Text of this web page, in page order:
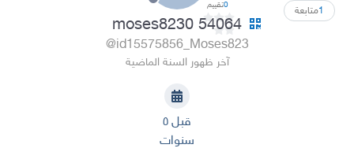
1متابعة 0تقييم
moses8230 54064
@id15575856_Moses823
آخر ظهور السنة الماضية
قبل ٥
سنوات